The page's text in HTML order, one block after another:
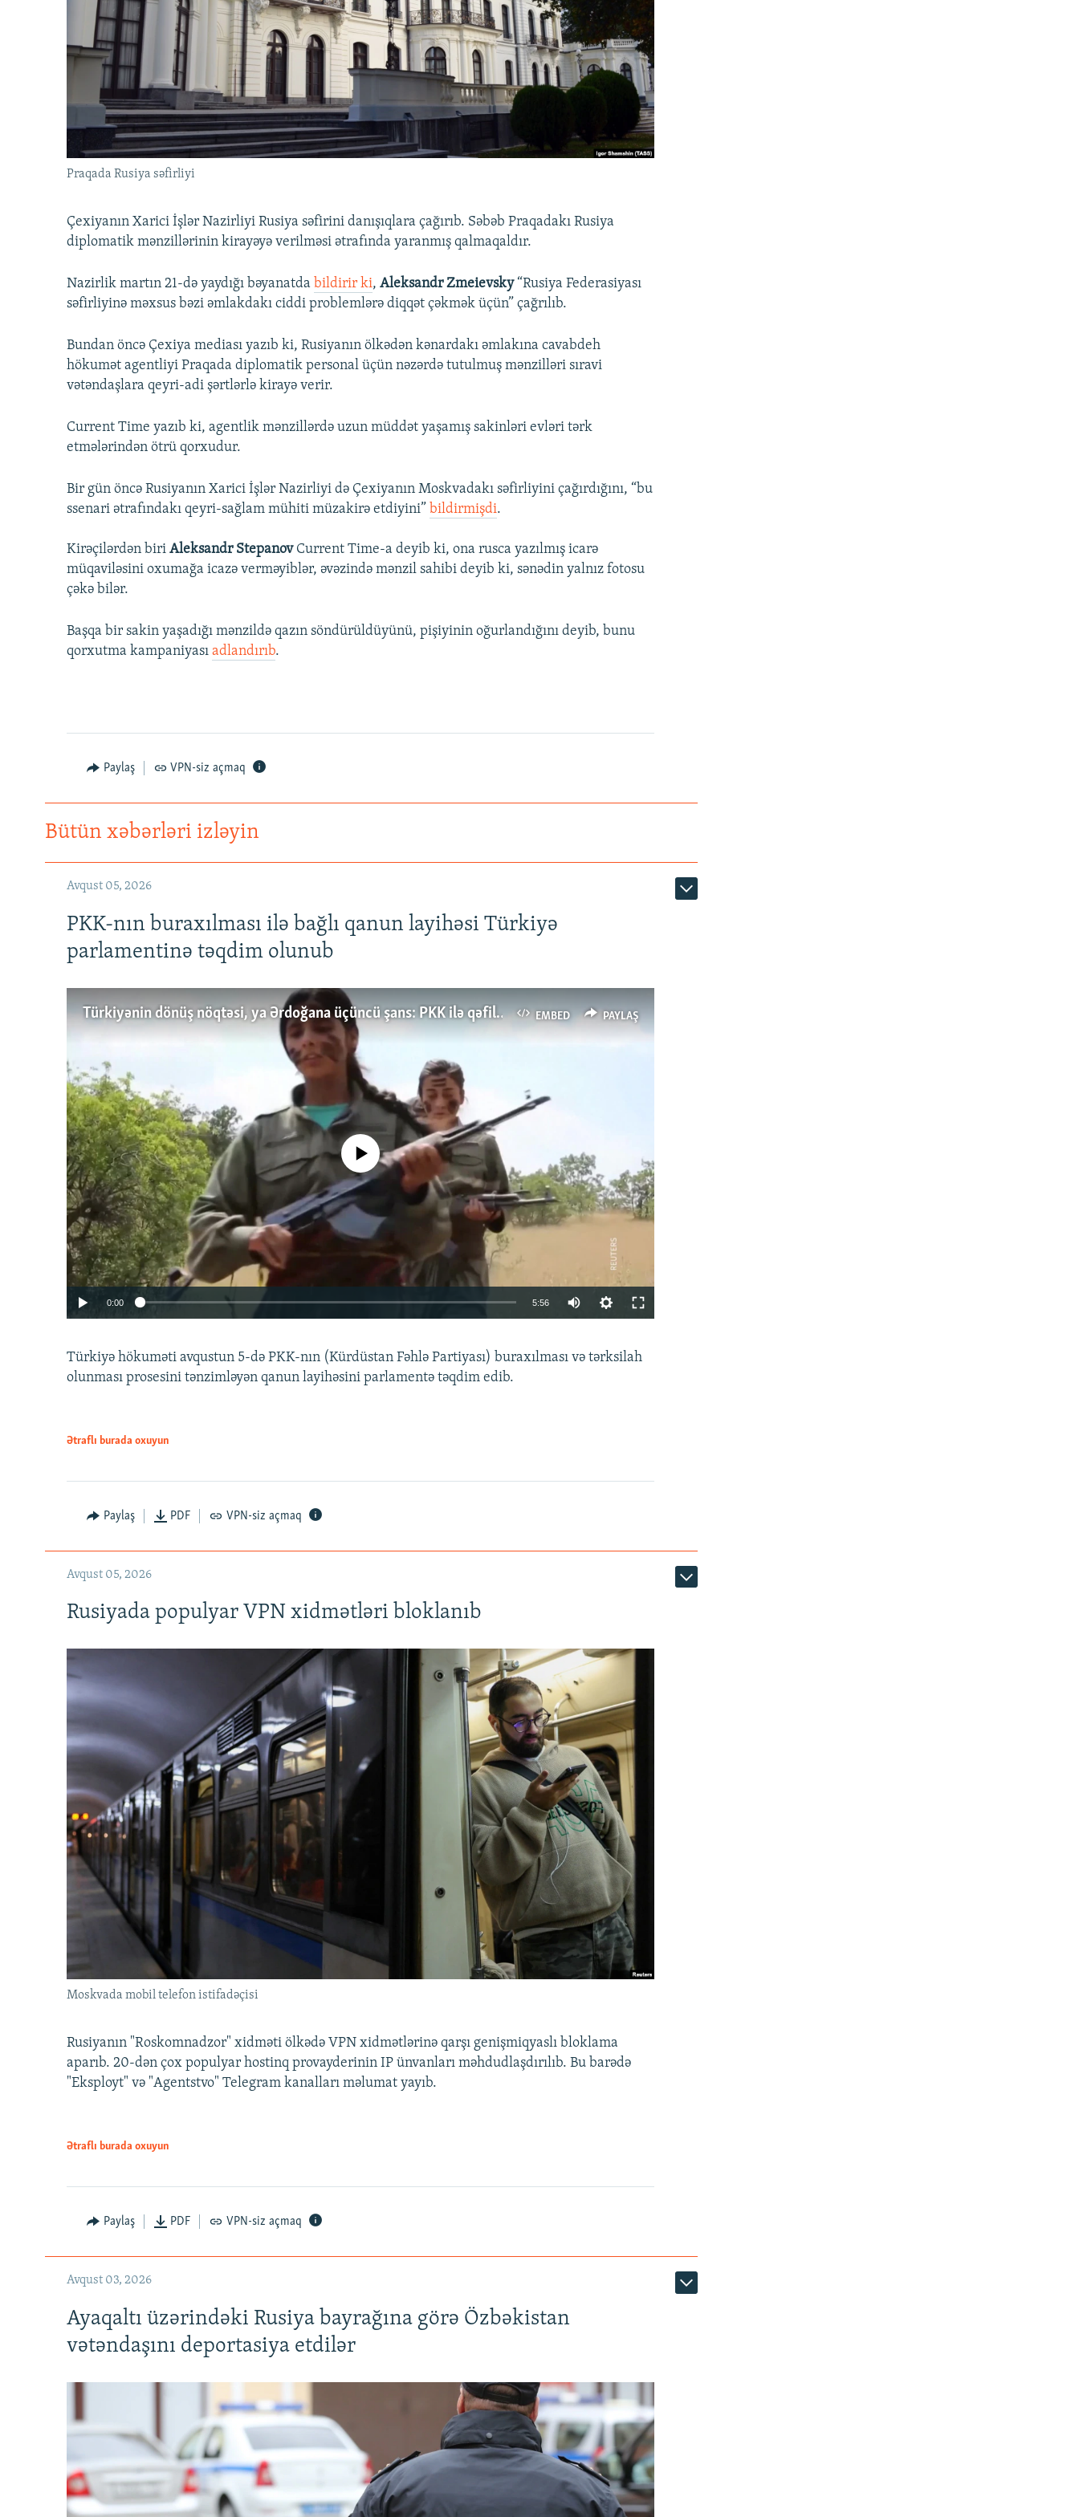
İSLAM VƏ DEMOKRATIYA
İZ - MƏDƏNIYYƏT PROQRAMI
PEŞƏ ETIKASI VƏ JURNALISTIKA
STANDARTLARIMIZ
MATERIALLARIMIZDAN ISTIFADƏ
AZADLIQRADIOSU MOBIL TELEFONUNUZDA
Praqada Rusiya səfirliyi
Çexiyanın Xarici İşlər Nazirliyi Rusiya səfirini danışıqlara çağırıb. Səbəb Praqadakı Rusiya
diplomatik mənzillərinin kirayəyə verilməsi ətrafında yaranmış qalmaqaldır.
Nazirlik martın 21-də yaydığı bəyanatda bildirir ki, Aleksandr Zmeievsky “Rusiya Federasiyası
səfirliyinə məxsus bəzi əmlakdakı ciddi problemlərə diqqət çəkmək üçün” çağrılıb.
Bundan öncə Çexiya mediası yazıb ki, Rusiyanın ölkədən kənardakı əmlakına cavabdeh
hökumət agentliyi Praqada diplomatik personal üçün nəzərdə tutulmuş mənzilləri sıravi
vətəndaşlara qeyri-adi şərtlərlə kirayə verir.
Current Time yazıb ki, agentlik mənzillərdə uzun müddət yaşamış sakinləri evləri tərk
etmələrindən ötrü qorxudur.
Bir gün öncə Rusiyanın Xarici İşlər Nazirliyi də Çexiyanın Moskvadakı səfirliyini çağırdığını, “bu
ssenari ətrafındakı qeyri-sağlam mühiti müzakirə etdiyini” bildirmişdi.
Kirəçilərdən biri Aleksandr StepanovCurrent Time-a deyib ki, ona rusca yazılmış icarə
müqaviləsini oxumağa icazə verməyiblər, əvəzində mənzil sahibi deyib ki, sənədin yalnız fotosu
çəkə bilər.
Başqa bir sakin yaşadığı mənzildə qazın söndürüldüyünü, pişiyinin oğurlandığını deyib, bunu
qorxutma kampaniyası adlandırıb.
Paylaş VPN-siz açmaq
Bütün xəbərləri izləyin
Avqust 05, 2026
PKK-nın buraxılması ilə bağlı qanun layihəsi Türkiyə
parlamentinə təqdim olunub
EMBED PAYLAŞ
Türkiyənin dönüş nöqtəsi, ya Ərdoğana üçüncü şans: PKK ilə qəfil barışıq nə deməkdir?
No media source currently available
0:00 5:56
360p
Türkiyə hökuməti avqustun 5-də PKK-nın (Kürdüstan Fəhlə Partiyası) buraxılması və tərksilah
olunması prosesini tənzimləyən qanun layihəsini parlamentə təqdim edib.
Ətraflı burada oxuyun
Paylaş PDF VPN-siz açmaq
Avqust 05, 2026
Rusiyada populyar VPN xidmətləri bloklanıb
Moskvada mobil telefon istifadəçisi
Rusiyanın "Roskomnadzor" xidməti ölkədə VPN xidmətlərinə qarşı genişmiqyaslı bloklama
aparıb. 20-dən çox populyar hostinq provayderinin IP ünvanları məhdudlaşdırılıb. Bu barədə
"Eksployt" və "Agentstvo" Telegram kanalları məlumat yayıb.
Ətraflı burada oxuyun
Paylaş PDF VPN-siz açmaq
Avqust 03, 2026
Ayaqaltı üzərindəki Rusiya bayrağına görə Özbəkistan
vətəndaşını deportasiya etdilər